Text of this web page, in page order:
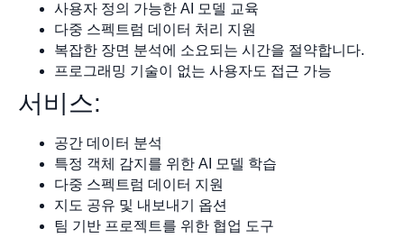
사용자 정의 가능한 AI 모델 교육
다중 스펙트럼 데이터 처리 지원
복잡한 장면 분석에 소요되는 시간을 절약합니다.
프로그래밍 기술이 없는 사용자도 접근 가능
서비스:
공간 데이터 분석
특정 객체 감지를 위한 AI 모델 학습
다중 스펙트럼 데이터 지원
지도 공유 및 내보내기 옵션
팀 기반 프로젝트를 위한 협업 도구